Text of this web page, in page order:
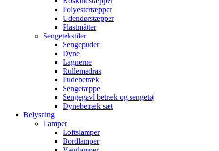
Polyestertæpper
Udendørstæpper
Plastmåtter
Sengetekstiler
Sengepuder
Dyne
Lagnerne
Rullemadras
Pudebetræk
Sengetæppe
Sengegavl betræk og sengetøj
Dynebetræk sæt
Belysning
Lamper
Loftslamper
Bordlamper